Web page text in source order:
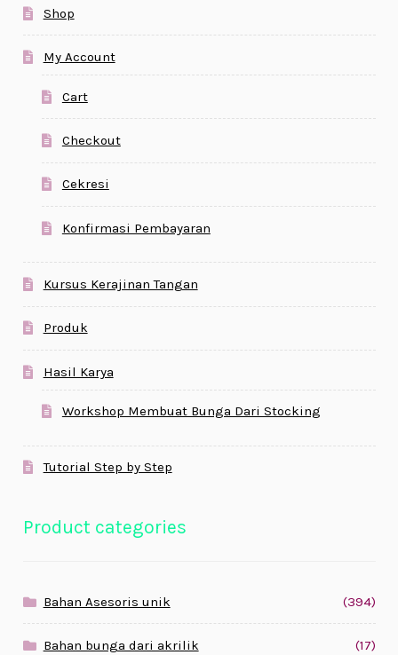
Shop
My Account
Cart
Checkout
Cekresi
Konfirmasi Pembayaran
Kursus Kerajinan Tangan
Produk
Hasil Karya
Workshop Membuat Bunga Dari Stocking
Tutorial Step by Step
Product categories
Bahan Asesoris unik (394)
Bahan bunga dari akrilik (17)